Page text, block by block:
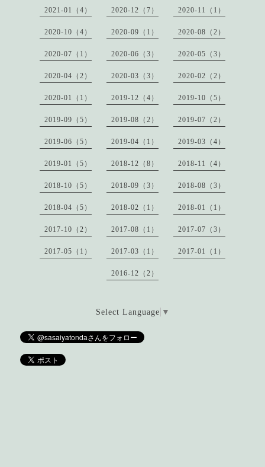
2021-01（4） 2020-12（7） 2020-11（1）
2020-10（4） 2020-09（1） 2020-08（2）
2020-07（1） 2020-06（3） 2020-05（3）
2020-04（2） 2020-03（3） 2020-02（2）
2020-01（1） 2019-12（4） 2019-10（5）
2019-09（5） 2019-08（2） 2019-07（2）
2019-06（5） 2019-04（1） 2019-03（4）
2019-01（5） 2018-12（8） 2018-11（4）
2018-10（5） 2018-09（3） 2018-08（3）
2018-04（5） 2018-02（1） 2018-01（1）
2017-10（2） 2017-08（1） 2017-07（3）
2017-05（1） 2017-03（1） 2017-01（1）
2016-12（2）
Select Language ▼